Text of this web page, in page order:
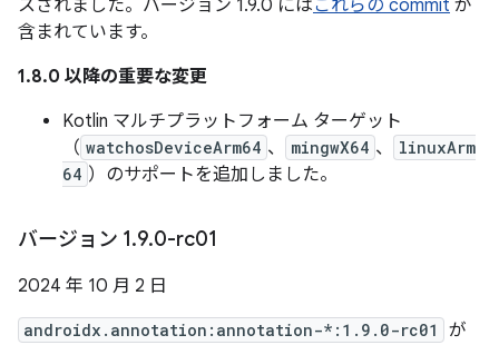
スされました。バージョン 1.9.0 にはこれらの commit が
含まれています。
1.8.0 以降の重要な変更
Kotlin マルチプラットフォーム ターゲット
（ watchosDeviceArm64 、 mingwX64 、
linuxArm
64 ）のサポートを追加しました。
バージョン 1.9.0-rc01
2024 年 10 月 2 日
androidx.annotation:annotation-*:1.9.0-rc01
が